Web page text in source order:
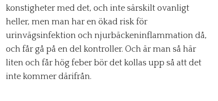
konstigheter med det, och inte särskilt ovanligt
heller, men man har en ökad risk för
urinvägsinfektion och njurbäckeninflammation då,
och får gå på en del kontroller. Och är man så här
liten och får hög feber bör det kollas upp så att det
inte kommer därifrån.